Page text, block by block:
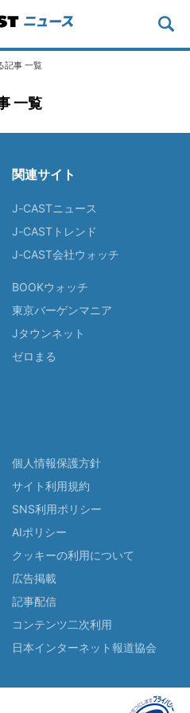
記事 一覧
一覧
関連サイト
J-CASTニュース
J-CASTトレンド
J-CAST会社ウォッチ
BOOKウォッチ
東京バーゲンマニア
Jタウンネット
ゼロまる
個人情報保護方針
サイト利用規約
SNS利用ポリシー
AIポリシー
クッキーの利用について
広告掲載
記事配信
コンテンツ二次利用
日本インターネット報道協会